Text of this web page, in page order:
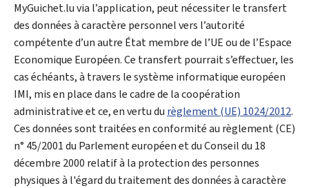
MyGuichet.lu via l’application, peut nécessiter le transfert
des données à caractère personnel vers l’autorité
compétente d’un autre État membre de l’UE ou de l’Espace
Economique Européen. Ce transfert pourrait s’effectuer, les
cas échéants, à travers le système informatique européen
IMI, mis en place dans le cadre de la coopération
administrative et ce, en vertu du règlement (UE) 1024/2012.
Ces données sont traitées en conformité au règlement (CE)
n° 45/2001 du Parlement européen et du Conseil du 18
décembre 2000 relatif à la protection des personnes
physiques à l'égard du traitement des données à caractère